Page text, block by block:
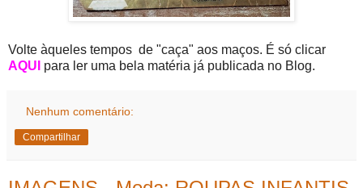
Volte àqueles tempos de "caça" aos maços. É só clicar
AQUI para ler uma bela matéria já publicada no Blog.
Nenhum comentário:
Compartilhar